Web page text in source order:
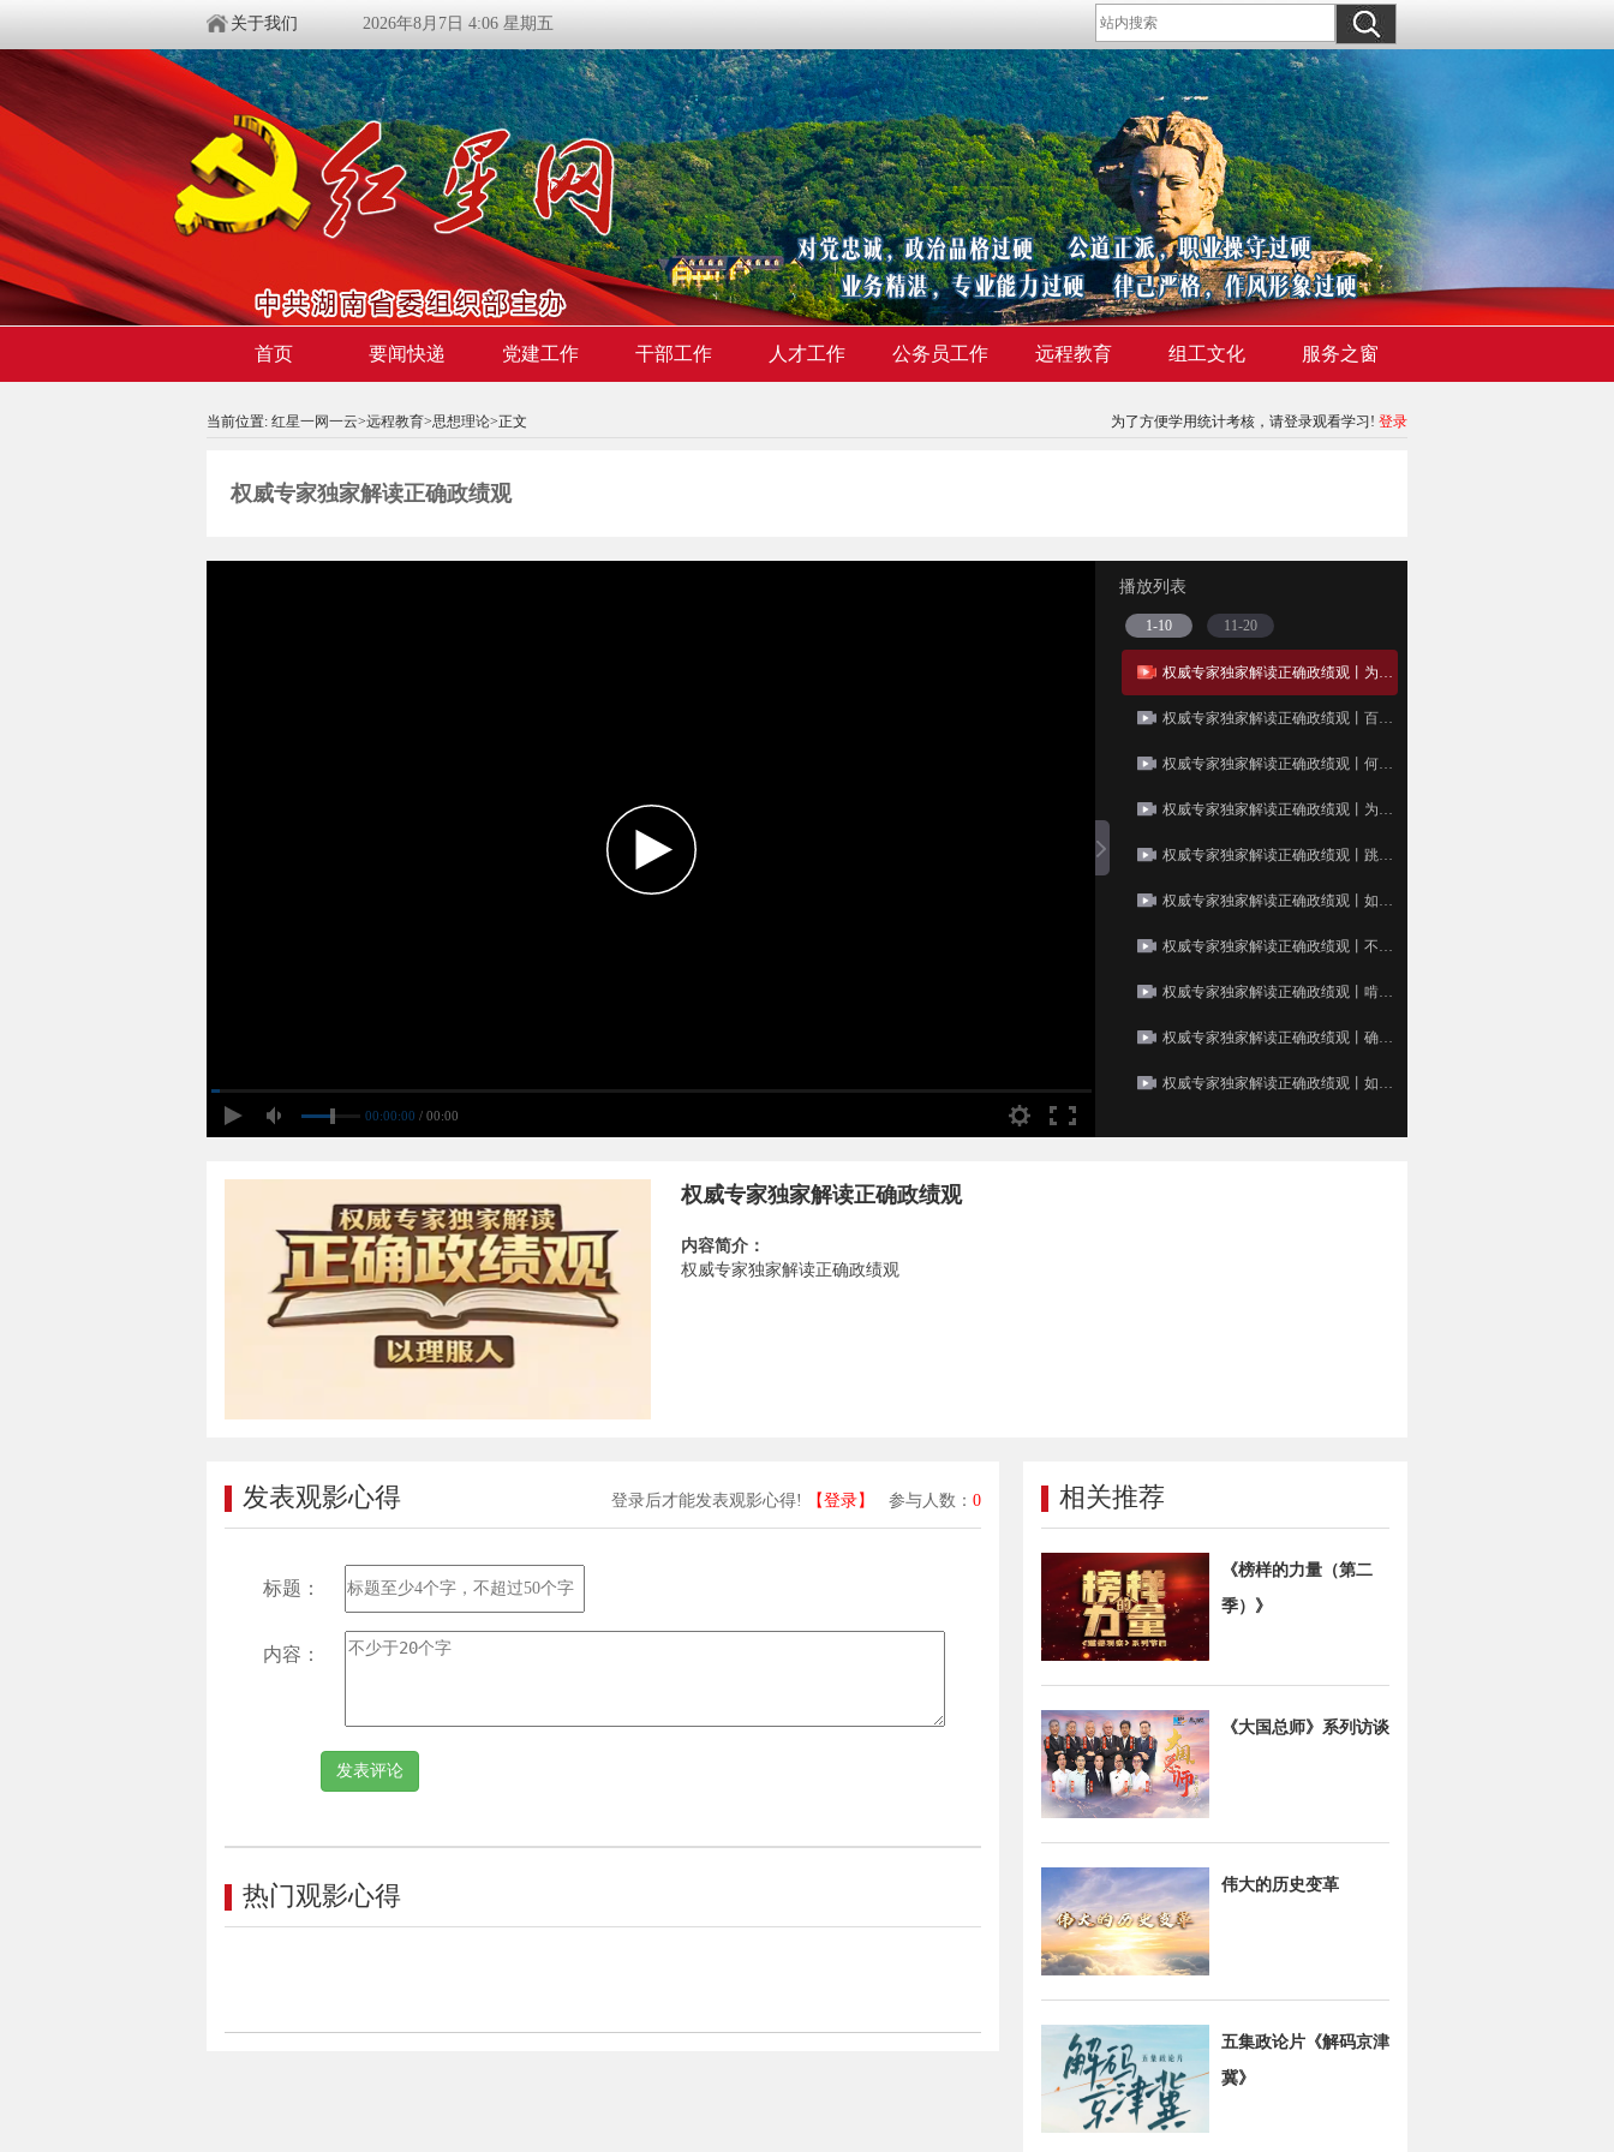
关于我们 2026年8月7日 4:06 星期五
首页 要闻快递 党建工作 干部工作 人才工作 公务员工作 远程教育 组工文化 服务之窗
当前位置: 红星一网一云>远程教育>思想理论>正文 为了方便学用统计考核，请登录观看学习! 登录
权威专家独家解读正确政绩观
00:00:00 / 00:00
播放列表
1-10 11-20
权威专家独家解读正确政绩观丨为何“十五五”开局要强调政绩观问题？
权威专家独家解读正确政绩观丨百年大党为何始终紧盯政绩观？
权威专家独家解读正确政绩观丨何为正确政绩观？
权威专家独家解读正确政绩观丨为何既要“显绩”亮眼，又要深耕“潜绩”？
权威专家独家解读正确政绩观丨跳出“小格局”，才能干出大事业
权威专家独家解读正确政绩观丨如何治理“三拍”干部的政绩冲动？
权威专家独家解读正确政绩观丨不能让“会演戏”取代“会做事”
权威专家独家解读正确政绩观丨啃“硬骨头”才能出“硬政绩”
权威专家独家解读正确政绩观丨确保正确政绩观，要抓住“关键少数”
权威专家独家解读正确政绩观丨如何校准正确政绩观？
权威专家独家解读正确政绩观
内容简介：
权威专家独家解读正确政绩观
登录后才能发表观影心得! 【登录】 参与人数： 0
发表观影心得
标题：
内容：
热门观影心得
相关推荐
《榜样的力量（第二
季）》
《大国总师》系列访谈
伟大的历史变革
五集政论片《解码京津
冀》